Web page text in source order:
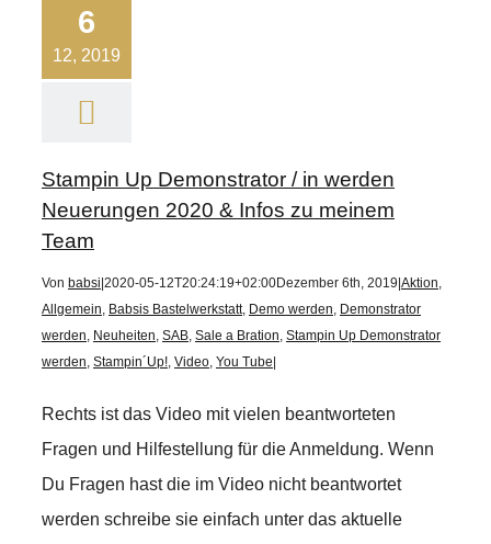
6
12, 2019
Stampin Up Demonstrator / in werden
Neuerungen 2020 & Infos zu meinem
Team
Von babsi 2020-05-12T20:24:19+02:00Dezember 6th, 2019 Aktion,
Allgemein, Babsis Bastelwerkstatt, Demo werden, Demonstrator
werden, Neuheiten, SAB, Sale a Bration, Stampin Up Demonstrator
werden, Stampin´Up!, Video, You Tube
Rechts ist das Video mit vielen beantworteten
Fragen und Hilfestellung für die Anmeldung. Wenn
Du Fragen hast die im Video nicht beantwortet
werden schreibe sie einfach unter das aktuelle